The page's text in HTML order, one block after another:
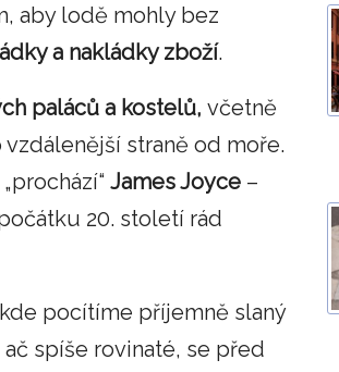
aby lodě mohly bez
a nakládky zboží.
paláců a kostelů, včetně
vzdálenější straně od moře.
James Joyce –
20. století rád
pocítíme příjemně slaný
spíše rovinaté, se před